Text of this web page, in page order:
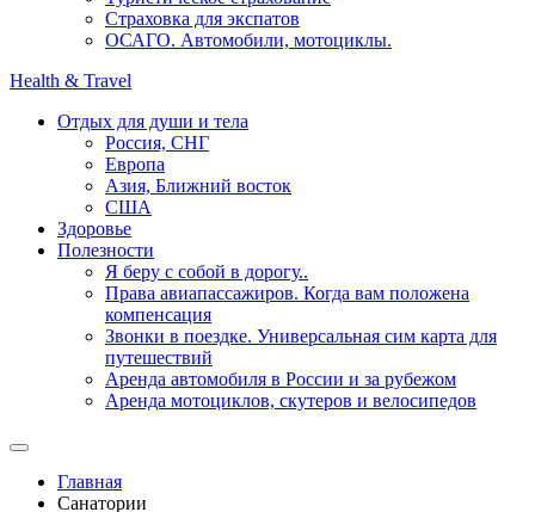
Страховка для экспатов
ОСАГО. Автомобили, мотоциклы.
Health & Travel
Отдых для души и тела
Россия, СНГ
Европа
Азия, Ближний восток
США
Здоровье
Полезности
Я беру с собой в дорогу..
Права авиапассажиров. Когда вам положена
компенсация
Звонки в поездке. Универсальная сим карта для
путешествий
Аренда автомобиля в России и за рубежом
Аренда мотоциклов, скутеров и велосипедов
Главная
Санатории